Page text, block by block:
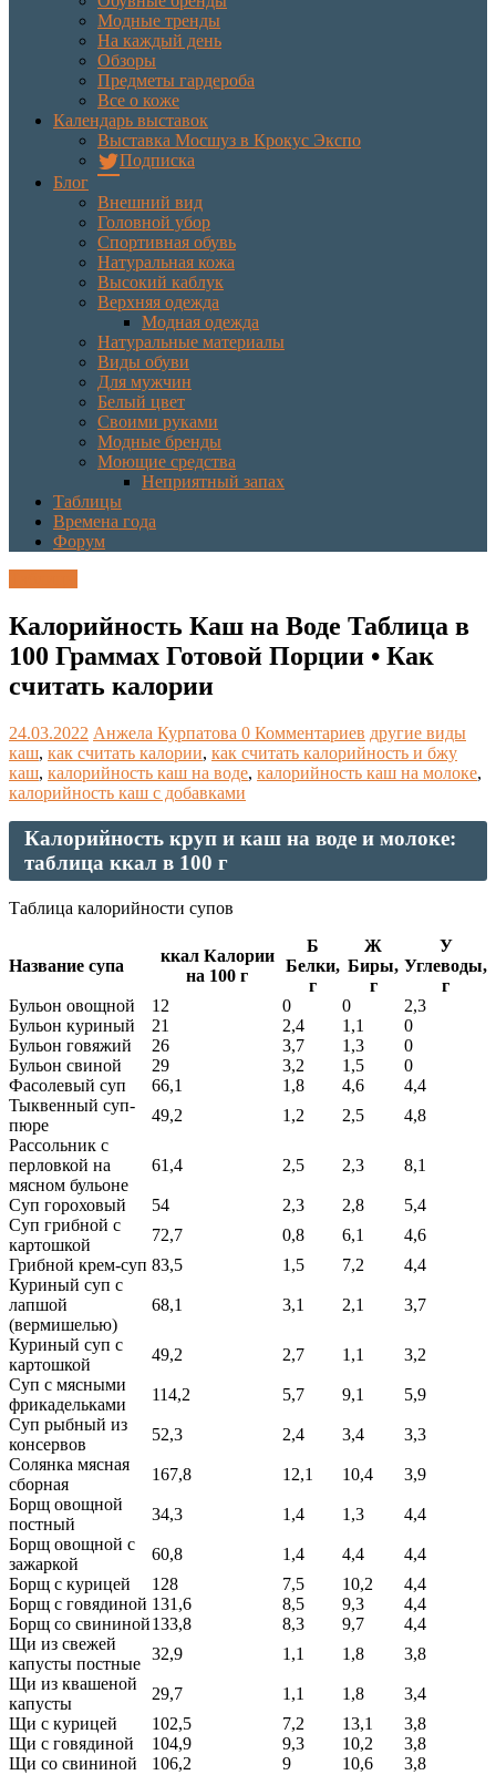
Модные тренды
На каждый день
Обзоры
Предметы гардероба
Все о коже
Календарь выставок
Выставка Мосшуз в Крокус Экспо
Подписка
Блог
Внешний вид
Головной убор
Спортивная обувь
Натуральная кожа
Высокий каблук
Верхняя одежда
Модная одежда
Натуральные материалы
Виды обуви
Для мужчин
Белый цвет
Своими руками
Модные бренды
Моющие средства
Неприятный запах
Таблицы
Времена года
Форум
Калорийность Каш на Воде Таблица в
100 Граммах Готовой Порции • Как
считать калории
24.03.2022 Анжела Курпатова 0 Комментариев другие виды
каш, как считать калории, как считать калорийность и бжу
каш, калорийность каш на воде, калорийность каш на молоке,
калорийность каш с добавками
Калорийность круп и каш на воде и молоке:
таблица ккал в 100 г
Таблица калорийности супов
Название супа
ккал Калории
на 100 г
Б
Белки,
г
Ж
Биры,
г
У
Углеводы,
г
Бульон овощной
12 0 0
2,3
Бульон куриный
21 2,4 1,1
0
Бульон говяжий
26 3,7 1,3
0
Бульон свиной
29 3,2 1,5
0
Фасолевый суп
66,1 1,8 4,6
4,4
Тыквенный суп-
пюре
49,2 1,2 2,5
4,8
Рассольник с
перловкой на
мясном бульоне
61,4 2,5 2,3 8,1
Суп гороховый 54 2,3 2,8
5,4
Суп грибной с
картошкой
72,7 0,8 6,1
4,6
Грибной крем-суп 83,5 1,5 7,2
4,4
Куриный суп с
лапшой
(вермишелью)
68,1 3,1 2,1 3,7
Куриный суп с
картошкой
49,2 2,7 1,1
3,2
Суп с мясными
фрикадельками
114,2 5,7 9,1
5,9
Суп рыбный из
консервов
52,3 2,4 3,4
3,3
Солянка мясная
сборная
167,8 12,1 10,4
3,9
Борщ овощной
постный
34,3 1,4 1,3
4,4
Борщ овощной с
зажаркой
60,8 1,4 4,4
4,4
Борщ с курицей
128 7,5 10,2
4,4
Борщ с говядиной 131,6 8,5 9,3
4,4
Борщ со свининой133,8 8,3 9,7
4,4
Щи из свежей
капусты постные
32,9 1,1 1,8
3,8
Щи из квашеной
капусты
29,7 1,1 1,8
3,4
Щи с курицей
102,5 7,2 13,1
3,8
Щи с говядиной
104,9 9,3 10,2
3,8
Щи со свининой
106,2 9 10,6
3,8